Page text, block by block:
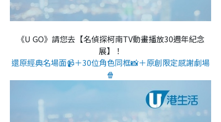
《U GO》請您去【名偵探柯南TV動畫播放30週年紀念
展】！
還原經典名場面📹＋30位角色同框📸＋原創限定感謝劇場
🍿